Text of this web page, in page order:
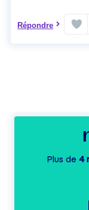
Répondre
Plus de 4